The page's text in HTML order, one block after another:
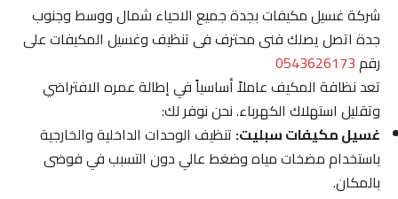
شركة غسيل مكيفات بجدة جميع الاحياء شمال ووسط وجنوب
جدة اتصل يصلك فنى محترف فى تنظيف وغسيل المكيفات على
رقم0543626173
تعد نظافة المكيف عاملاً أساسياً في إطالة عمره الافتراضي
وتقليل استهلاك الكهرباء. نحن نوفر لك:
غسيل مكيفات سبليت: تنظيف الوحدات الداخلية والخارجية
باستخدام مضخات مياه وضغط عالي دون التسبب في فوضى
بالمكان.